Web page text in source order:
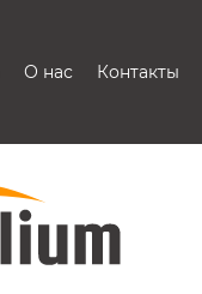
О нас Контакты